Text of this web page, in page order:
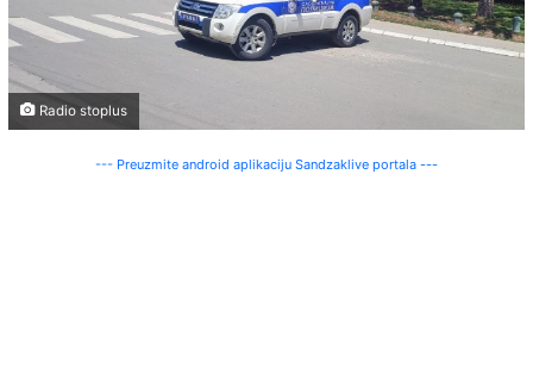
Radio stoplus
--- Preuzmite android aplikaciju Sandzaklive portala ---